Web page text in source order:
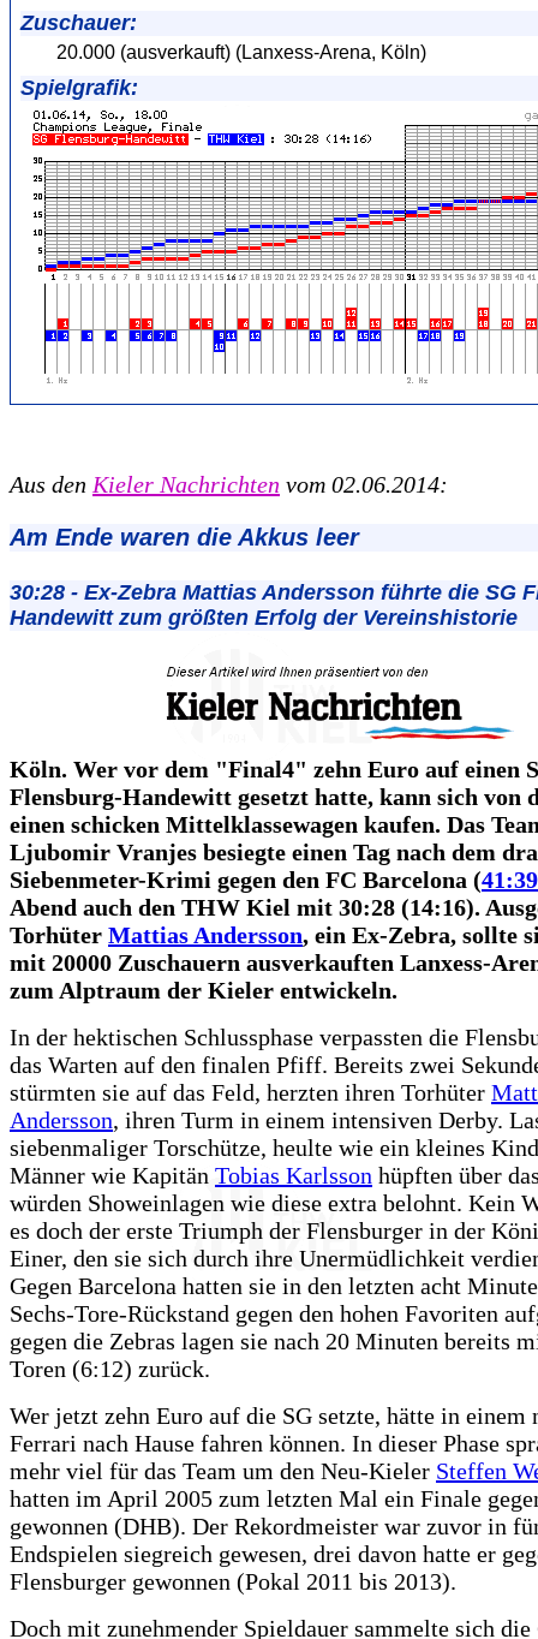
Zuschauer:
20.000 (ausverkauft) (Lanxess-Arena, Köln)
Spielgrafik:
Aus den Kieler Nachrichten vom 02.06.2014:
Am Ende waren die Akkus leer
30:28 - Ex-Zebra Mattias Andersson führte die SG
Handewitt zum größten Erfolg der Vereinshistorie
Köln. Wer vor dem "Final4" zehn Euro auf einen
Flensburg-Handewitt gesetzt hatte, kann sich von
einen schicken Mittelklassewagen kaufen. Das
Ljubomir Vranjes besiegte einen Tag nach dem
Siebenmeter-Krimi gegen den FC Barcelona (41:39
Abend auch den THW Kiel mit 30:28 (14:16).
Torhüter Mattias Andersson, ein Ex-Zebra, sollte
mit 20000 Zuschauern ausverkauften Lanxess-
zum Alptraum der Kieler entwickeln.
In der hektischen Schlussphase verpassten die
das Warten auf den finalen Pfiff. Bereits zwei
stürmten sie auf das Feld, herzten ihren Torhüter
Andersson, ihren Turm in einem intensiven Derby.
siebenmaliger Torschütze, heulte wie ein kleines
Männer wie Kapitän Tobias Karlsson hüpften über
würden Showeinlagen wie diese extra belohnt. Kein
es doch der erste Triumph der Flensburger in der
Einer, den sie sich durch ihre Unermüdlichkeit
Gegen Barcelona hatten sie in den letzten acht
Sechs-Tore-Rückstand gegen den hohen Favoriten
gegen die Zebras lagen sie nach 20 Minuten bereits
Toren (6:12) zurück.
Wer jetzt zehn Euro auf die SG setzte, hätte in einem
Ferrari nach Hause fahren können. In dieser Phase
mehr viel für das Team um den Neu-Kieler Steffen
hatten im April 2005 zum letzten Mal ein Finale
gewonnen (DHB). Der Rekordmeister war zuvor in
Endspielen siegreich gewesen, drei davon hatte er
Flensburger gewonnen (Pokal 2011 bis 2013).
Doch mit zunehmender Spieldauer sammelte sich